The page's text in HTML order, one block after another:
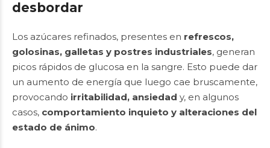
desbordar
Los azúcares refinados, presentes en refrescos,
golosinas, galletas y postres industriales, generan
picos rápidos de glucosa en la sangre. Esto puede dar
un aumento de energía que luego cae bruscamente,
provocando irritabilidad, ansiedad y, en algunos
casos, comportamiento inquieto y alteraciones del
estado de ánimo.